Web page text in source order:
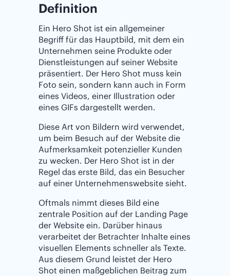
Definition
Ein Hero Shot ist ein allgemeiner
Begriff für das Hauptbild, mit dem ein
Unternehmen seine Produkte oder
Dienstleistungen auf seiner Website
präsentiert. Der Hero Shot muss kein
Foto sein, sondern kann auch in Form
eines Videos, einer Illustration oder
eines GIFs dargestellt werden.
Diese Art von Bildern wird verwendet,
um beim Besuch auf der Website die
Aufmerksamkeit potenzieller Kunden
zu wecken. Der Hero Shot ist in der
Regel das erste Bild, das ein Besucher
auf einer Unternehmenswebsite sieht.
Oftmals nimmt dieses Bild eine
zentrale Position auf der Landing Page
der Website ein. Darüber hinaus
verarbeitet der Betrachter Inhalte eines
visuellen Elements schneller als Texte.
Aus diesem Grund leistet der Hero
Shot einen maßgeblichen Beitrag zum